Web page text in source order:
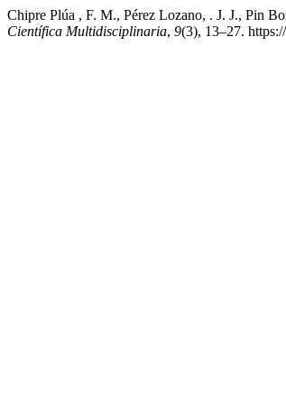
Chipre Plúa , F. M., Pérez Lozano, . J. J., Pin
Científica Multidisciplinaria, 9(3), 13–27.